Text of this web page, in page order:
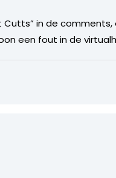
Cutts” in de
een fout in de